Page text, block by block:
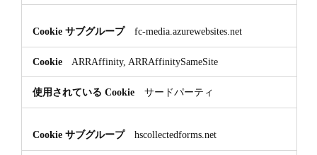
fc-media.azurewebsites.net
ARRAffinity, ARRAffinitySameSite
サードパーティ
hscollectedforms.net